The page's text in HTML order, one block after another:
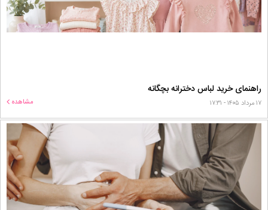
راهنمای خرید لباس دخترانه بچگانه
۱۷ مرداد ۱۴۰۵ - ۱۷:۳۱ مشاهده